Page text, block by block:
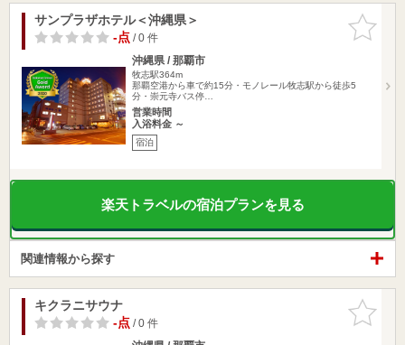
お気に入
りに追加
サンプラザホテル＜沖縄県＞
-点/ 0 件
沖縄県 / 那覇市
牧志駅364m
那覇空港から車で約15分・モノレール牧志駅から徒歩5
分・崇元寺バス停…
営業時間
入浴料金 ～
宿泊
楽天トラベルの宿泊プランを見る
関連情報から探す
お気に入
りに追加
キクラニサウナ
-点/ 0 件